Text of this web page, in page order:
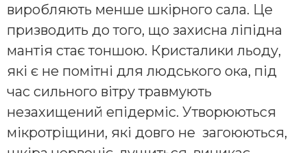
виробляють менше шкірного сала. Це
призводить до того, що захисна ліпідна
мантія стає тоншою. Кристалики льоду,
які є не помітні для людського ока, під
час сильного вітру травмують
незахищений епідерміс. Утворюються
мікротріщини, які довго не загоюються,